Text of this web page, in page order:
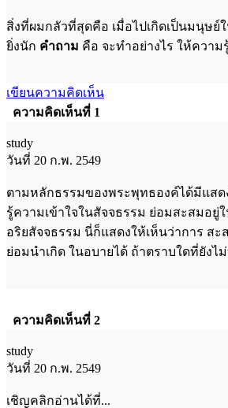
สิ่งที่ผมกลัวที่สุดคือ เมื่อไปเกิดเป็นมนุษ
ยิ่งนัก คำถาม คือ จะทำอย่างไร ให้ควา
เขียนความคิดเห็น
ความคิดเห็นที่ 1
study
วันที่ 20 ก.พ. 2549
ตามหลักธรรมของพระพุทธองค์ได้มีแสด
รู้ความเข้าใจในสัจจธรรม ย่อมสะสมอ
อริยสัจจธรรม นี่ก็แสดงให้เห็นว่าการ ส
ย่อมนำเกิด ในอบายได้ ถ้าตราบใดที่ยัง
ความคิดเห็นที่ 2
study
วันที่ 20 ก.พ. 2549
เชิญคลิกอ่านได้ที่...